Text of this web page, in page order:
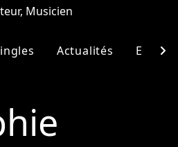
Musicien
Actualités chevron_right